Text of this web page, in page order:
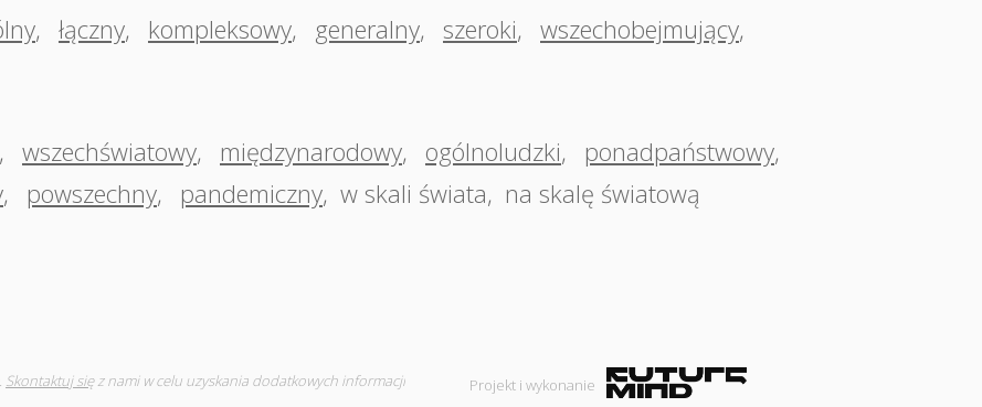
, łączny, kompleksowy, generalny, szeroki, wszechobejmujący,
, wszechświatowy, międzynarodowy, ogólnoludzki, ponadpaństwowy,
, powszechny, pandemiczny, w skali świata, na skalę światową
Skontaktuj sięz nami w celu uzyskania dodatkowych informacji Projekt i wykonanie